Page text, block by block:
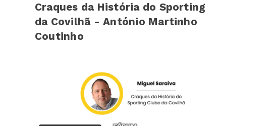
Craques da História do Sporting
da Covilhã - António Martinho
Coutinho